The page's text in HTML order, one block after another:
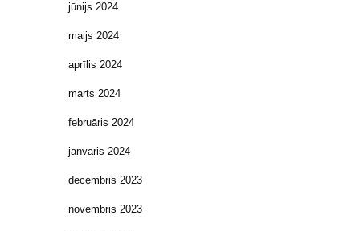
jūnijs 2024
maijs 2024
aprīlis 2024
marts 2024
februāris 2024
janvāris 2024
decembris 2023
novembris 2023